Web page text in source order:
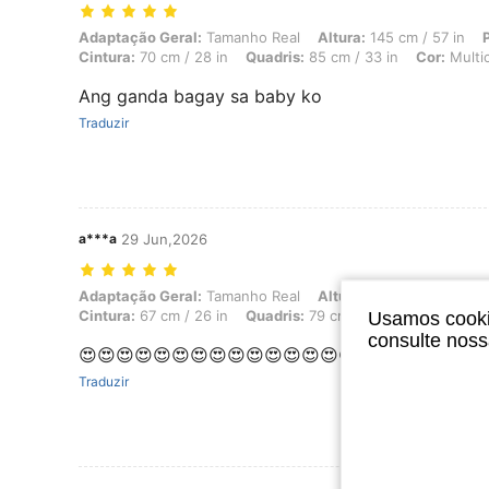
Adaptação Geral: Tamanho Real, Altura: 145 cm / 57 in, Peso: 48
Adaptação Geral: Tamanho Real Altura: 145 cm / 57 in
Cintura: 70 cm / 28 in Quadris: 85 cm / 33 in Cor:
Ang ganda bagay sa baby ko
Traduzir
a***a 29 Jun,2026
Adaptação Geral: Tamanho Real, Altura: 50 cm / 20 in, Peso: 24
Adaptação Geral: Tamanho Real Altura:
Cintura: 67 cm / 26 in Quadris: 79 cm / 31 in Cor:
😍😍😍😍😍😍😍😍😍😍😍😍😍😍😍😍😍😍😍😍
Traduzir
Usamos
consulte